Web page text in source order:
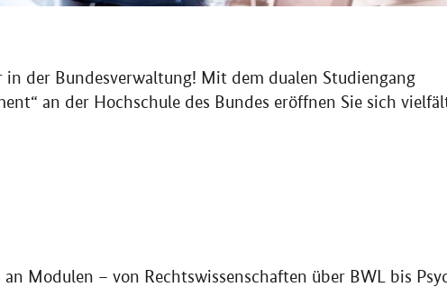
in der Bundesverwaltung! Mit dem dualen Studiengang
an der Hochschule des Bundes eröffnen Sie sich
Modulen – von Rechtswissenschaften über BWL bis